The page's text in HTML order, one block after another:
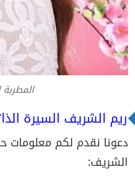
المطربة
ريم الشريف السيرة
دعونا نقدم لكم معلومات
الشريف: